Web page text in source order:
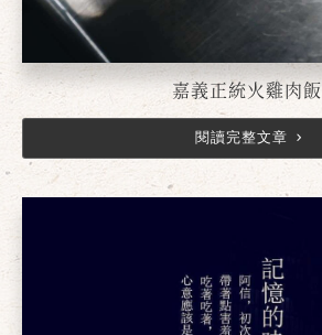
嘉義正統火雞肉飯
閱讀完整文章